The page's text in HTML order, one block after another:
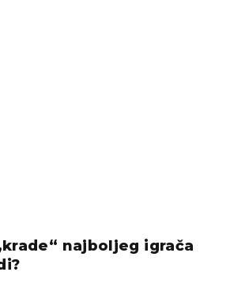
najboljeg igrača